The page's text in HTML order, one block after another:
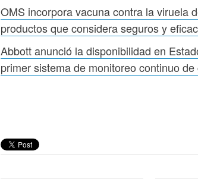
OMS incorpora vacuna contra la viruela
productos que considera seguros y
Abbott anunció la disponibilidad en
primer sistema de monitoreo continuo